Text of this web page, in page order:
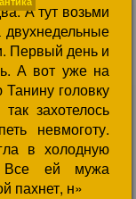
А тут возьми
Первый день и
А вот уже на
головку
захотелось
невмоготу.
в холодную
Все ей мужа
пахнет, н»